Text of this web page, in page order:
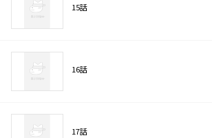
15話
16話
17話